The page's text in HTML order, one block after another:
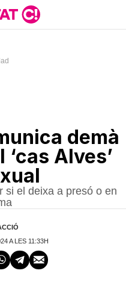
demà
Alves’
si el deixa a presó o en
A LES 11:33H